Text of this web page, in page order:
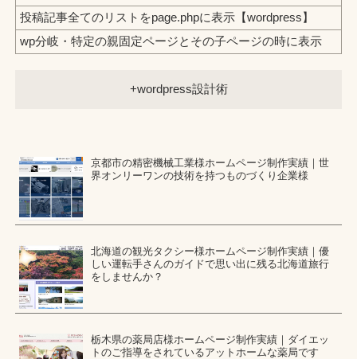
投稿記事全てのリストをpage.phpに表示【wordpress】
wp分岐・特定の親固定ページとその子ページの時に表示
wordpress設計術
京都市の精密機械工業様ホームページ制作実績｜世
界オンリーワンの技術を持つものづくり企業様
北海道の観光タクシー様ホームページ制作実績｜優
しい運転手さんのガイドで思い出に残る北海道旅行
をしませんか？
栃木県の薬局店様ホームページ制作実績｜ダイエッ
トのご指導をされているアットホームな薬局です